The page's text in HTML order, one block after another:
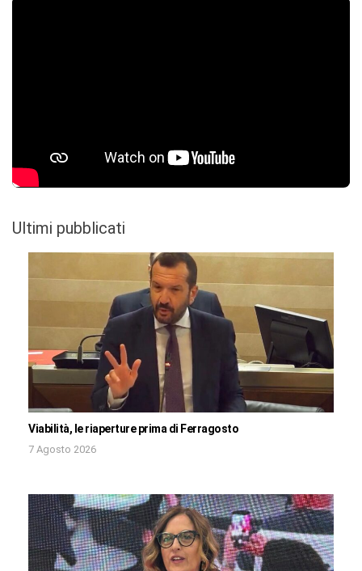
Ultimi pubblicati
Viabilità, le riaperture prima di Ferragosto
7 Agosto 2026